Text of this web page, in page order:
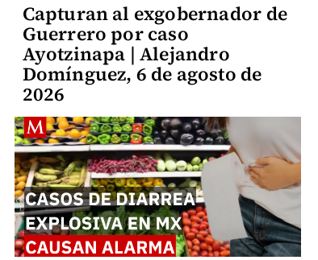
Capturan al exgobernador de
Guerrero por caso
Ayotzinapa | Alejandro
Domínguez, 6 de agosto de
2026